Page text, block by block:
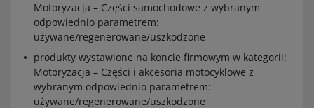
Motoryzacja – Części samochodowe
Motoryzacja – Części i wyposażenie
motocyklowe
Motoryzacja – Części do maszyn i innych
pojazdów
Motoryzacja – Części samochodowe z wybranym
odpowiednio parametrem:
używane/regenerowane/uszkodzone
produkty wystawione na koncie firmowym w kategorii:
Motoryzacja – Części i akcesoria motocyklowe z
wybranym odpowiednio parametrem:
używane/regenerowane/uszkodzone